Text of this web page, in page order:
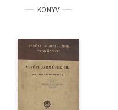
KÖNYV